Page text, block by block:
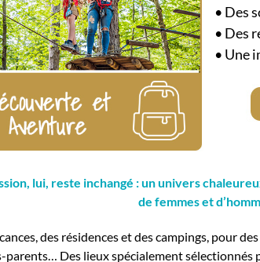
• Des
• Des
• Une
lui, reste inchangé : un univers
de femmes et
des résidences et des campings, pour
parents… Des lieux spécialement